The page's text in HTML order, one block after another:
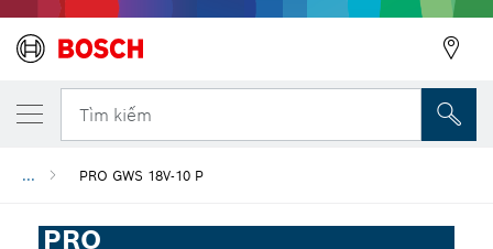
Tìm kiếm
... PRO GWS 18V-10 P
PRO